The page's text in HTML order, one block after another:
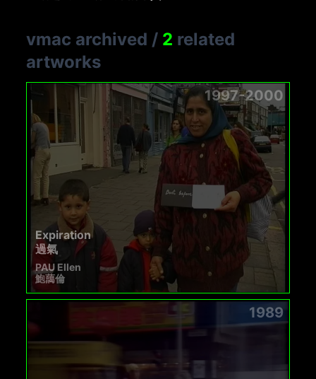
vmac archived / 2 related
artworks
1997-2000
Expiration
過氣
PAU Ellen
鮑藹倫
1989